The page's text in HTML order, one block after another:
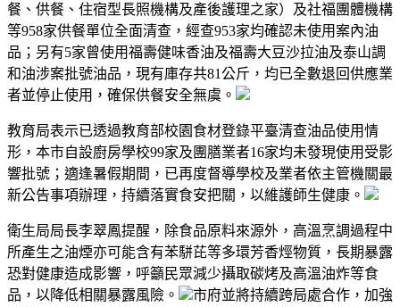
餐、供餐、住宿型長照機構及產後護理之家）及社福團體機構
等958家供餐單位全面清查，經查953家均確認未使用案內油
品；另有5家曾使用福壽健味香油及福壽大豆沙拉油及泰山調
和油涉案批號油品，現有庫存共81公斤，均已全數退回供應業
者並停止使用，確保供餐安全無虞。
教育局表示已透過教育部校園食材登錄平臺清查油品使用情
形，本市自設廚房學校99家及團膳業者16家均未發現使用受影
響批號；適逢暑假期間，已再度督導學校及業者依主管機關最
新公告事項辦理，持續落實食安把關，以維護師生健康。
衛生局局長李翠鳳提醒，除食品原料來源外，高溫烹調過程中
所產生之油煙亦可能含有苯駢芘等多環芳香烴物質，長期暴露
恐對健康造成影響，呼籲民眾減少攝取碳烤及高溫油炸等食
品，以降低相關暴露風險。
市府並將持續跨局處合作，加強